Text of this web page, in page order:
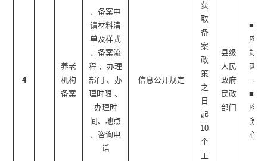
4
养老
机构
备案
、备案申
请材料清
单及样式
、备案流
程 、办理
部门 、办
理时限 、
办理时
间、地点
、咨询电
话
信息公开规定
获
取
备
案
政
策
之
日
起
10
个
工
县级
人民
政府
民政
部门
■政
府网
站 ■
两微
一端
■政
府服
务中
心